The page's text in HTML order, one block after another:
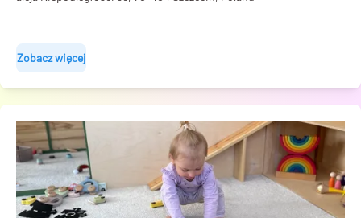
Zobacz więcej